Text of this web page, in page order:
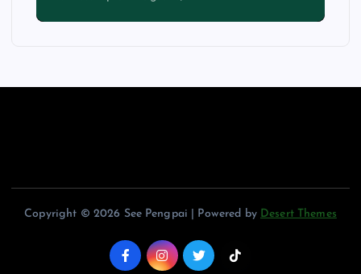
Copyright © 2026 See Pengpai | Powered by Desert Themes